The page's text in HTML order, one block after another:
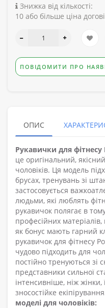
Знижка від кількості:
10 або більше ціна
ПОВІДОМИТИ ПРО
ОПИС
Рукавички для фітнесу
це оригінальний,
чоловіків. Ця модель
брусах, тренувань зі
застосовується
людьми, які люблять
рукавичок полягає в
професійних
як бонус мають гарний
рукавичок для фітнесу
чудово підходить для
постійно тренуються зі
представники сильної
інтенсивніше, ніж жінки,
зносостійке
моделі для чоловіків: